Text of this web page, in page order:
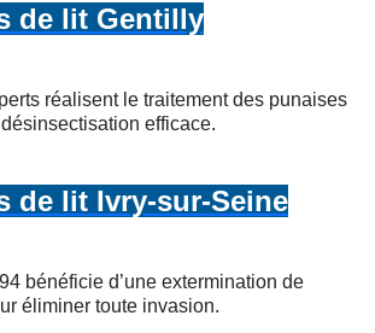
de lit Gentilly
réalisent le traitement des punaises
efficace.
de lit Ivry-sur-Seine
bénéficie d’une extermination de
éliminer toute invasion.